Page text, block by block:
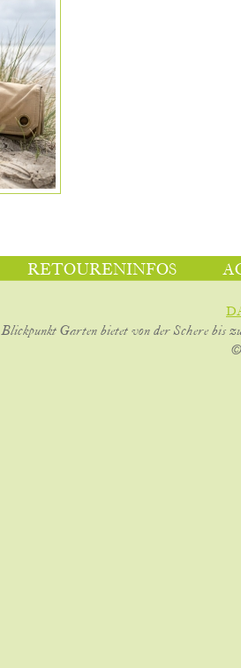
RETOURENINFOS
Blickpunkt Garten bietet von der Schere bis